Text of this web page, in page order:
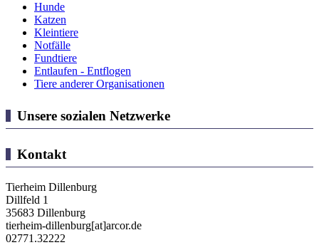
Hunde
Katzen
Kleintiere
Notfälle
Fundtiere
Entlaufen - Entflogen
Tiere anderer Organisationen
Unsere sozialen Netzwerke
Kontakt
Tierheim Dillenburg
Dillfeld 1
35683 Dillenburg
tierheim-dillenburg[at]arcor.de
02771.32222